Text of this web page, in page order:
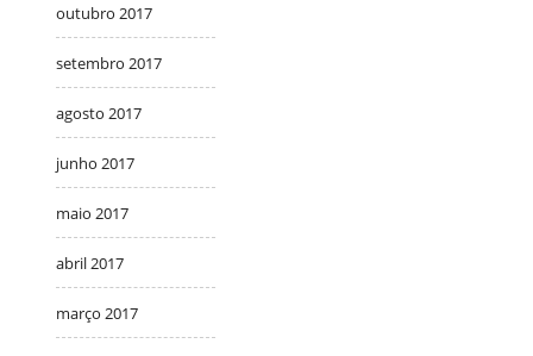
outubro 2017
setembro 2017
agosto 2017
junho 2017
maio 2017
abril 2017
março 2017